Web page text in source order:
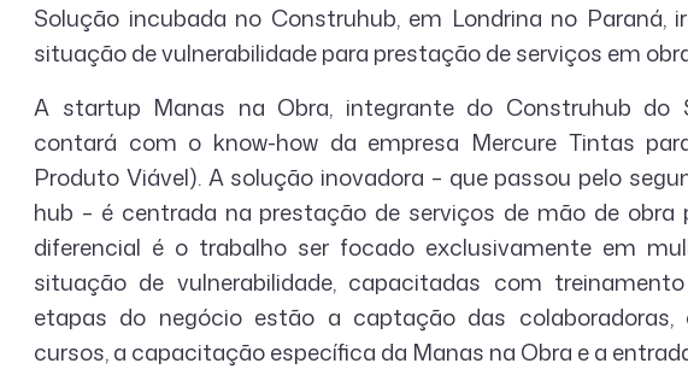
Solução incubada no Construhub, em Londrina no Paraná,
situação de vulnerabilidade para prestação de serviços em
A startup Manas na Obra, integrante do Construhub do
contará com o know-how da empresa Mercure Tintas
Produto Viável). A solução inovadora – que passou pelo
hub – é centrada na prestação de serviços de mão de obra
diferencial é o trabalho ser focado exclusivamente em
situação de vulnerabilidade, capacitadas com
etapas do negócio estão a captação das colaboradoras,
cursos, a capacitação específica da Manas na Obra e a